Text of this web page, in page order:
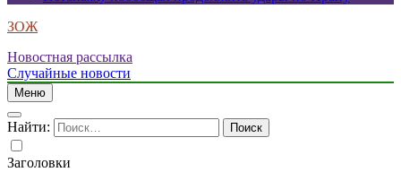
ЗОЖ
Новостная рассылка
Случайные новости
Меню
Найти:
Заголовки